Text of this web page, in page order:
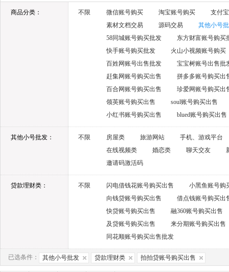
商品分类： 不限 微信账号购买 淘宝账号购买
支付
素材文档交易
源码交易
其他小号
58同城账号购买批发
东方财富账号购买
快手账号购买批发
火山小视频账号购买
百姓网账号出售批发
宝宝树账号出售批
赶集网账号购买出售
拼多多账号购买出
百合网账号购买出售
珍爱网账号购买出
领英账号购买出售
soul账号购买出售
小红书账号购买出售
blued账号购买出售
其他小号批发： 不限 房屋类 旅游网站
手机、游戏平台
在线视频类
婚恋类 聊天交友
邀请码激活码
贷款理财类： 不限 闪电借钱花账号购买出售
小黑鱼账号购
向钱贷账号购买出售
借点钱账号购买出
快贷账号购买出售
融360账号购买出售
及贷账号购买出售
来分期账号购买出售
同花顺账号购买出售批发
已选条件： 其他小号批发 贷款理财类 拍拍贷账号购买出售